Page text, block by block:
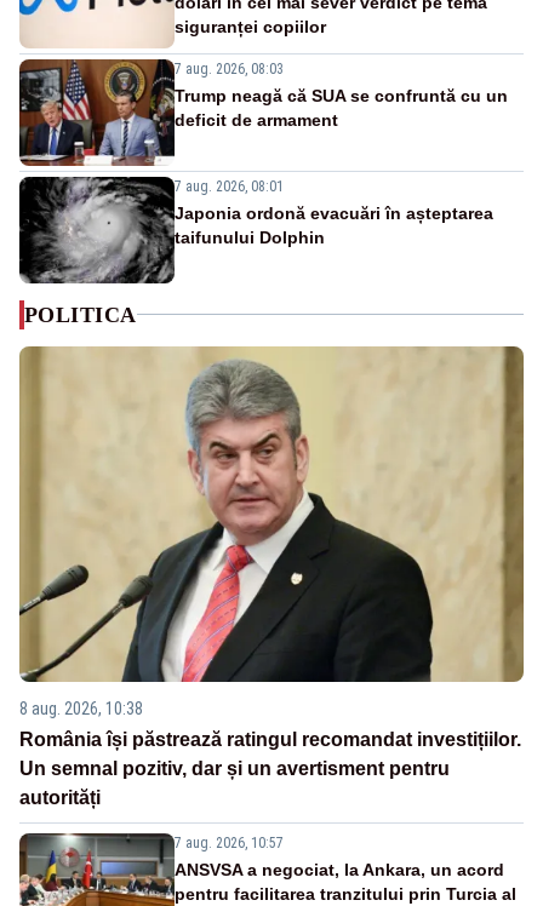
siguranței copiilor
7 aug. 2026, 08:03
Trump neagă că SUA se confruntă cu un
deficit de armament
7 aug. 2026, 08:01
Japonia ordonă evacuări în așteptarea
taifunului Dolphin
POLITICA
8 aug. 2026, 10:38
România își păstrează ratingul recomandat investițiilor.
Un semnal pozitiv, dar și un avertisment pentru
autorități
7 aug. 2026, 10:57
ANSVSA a negociat, la Ankara, un acord
pentru facilitarea tranzitului prin Turcia al